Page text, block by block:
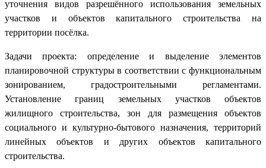
уточнения видов разрешённого использования земельных
участков и объектов капитального строительства на
территории посёлка.
Задачи проекта: определение и выделение элементов
планировочной структуры в соответствии с функциональным
зонированием, градостроительными регламентами.
Установление границ земельных участков объектов
жилищного строительства, зон для размещения объектов
социального и культурно-бытового назначения, территорий
линейных объектов и других объектов капитального
строительства.